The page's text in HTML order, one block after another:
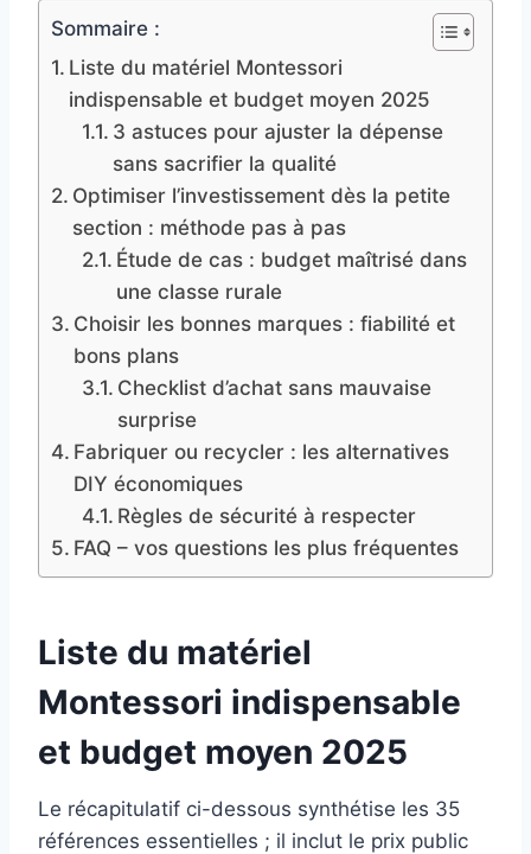
Sommaire :
Liste du matériel Montessori
indispensable et budget moyen 2025
3 astuces pour ajuster la dépense
sans sacrifier la qualité
Optimiser l’investissement dès la petite
section : méthode pas à pas
Étude de cas : budget maîtrisé dans
une classe rurale
Choisir les bonnes marques : fiabilité et
bons plans
Checklist d’achat sans mauvaise
surprise
Fabriquer ou recycler : les alternatives
DIY économiques
Règles de sécurité à respecter
FAQ – vos questions les plus fréquentes
Liste du matériel
Montessori indispensable
et budget moyen 2025
Le récapitulatif ci-dessous synthétise les 35
références essentielles ; il inclut le prix public